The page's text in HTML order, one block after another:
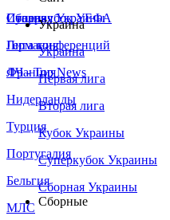
Сборная Украины
Италия
Германия
Франция
Нидерланды
Турция
Португалия
Бельгия
МЛС
Суперкубок УЕФА
Лига конференций
ЛЧ - Top News
Украина
Украина
Первая лига
Вторая лига
Кубок Украины
Суперкубок Украины
Сборная Украины
Сборные